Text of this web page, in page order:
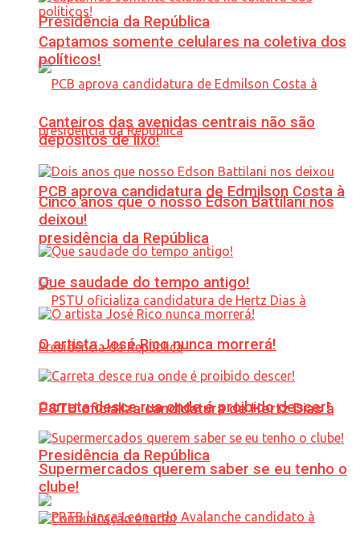
Presidência da República
PCB aprova candidatura de Edmilson Costa à
presidência da República
PSTU oficializa candidatura de Hertz Dias à
Presidência da República
Captamos somente celulares na coletiva dos
políticos!
Canteiros das avenidas centrais não são
depósitos de lixo!
Cinco anos que o nosso Edson Battilani nos
deixou!
Que saudade do tempo antigo!
O artista José Rico nunca morrerá!
Carreta desce rua onde é proibido descer!
Supermercados querem saber se eu tenho o
clube!